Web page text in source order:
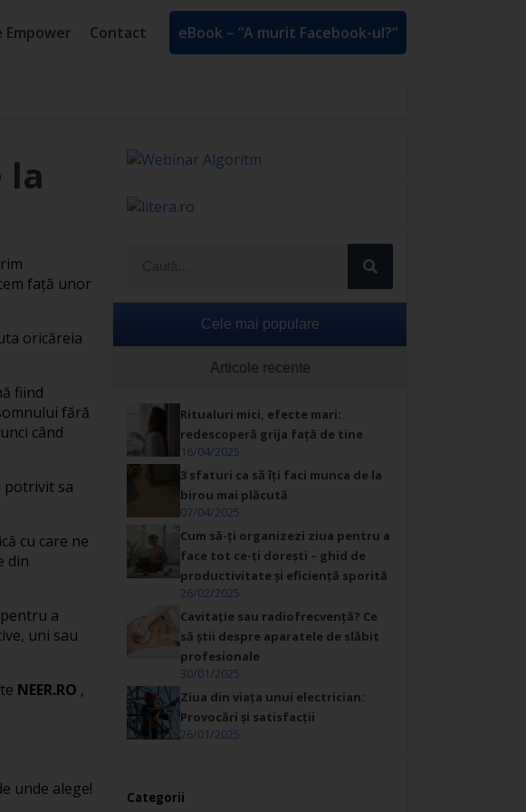
Empower Contact eBook – ”A murit Facebook-ul?”
la
față unor
oricăreia
fiind
fără
când
potrivit sa
cu care ne
din
a
uni sau
NEER.RO ,
unde alege!
Cele mai populare
Articole recente
Ritualuri mici, efecte mari:
redescoperă grija față de tine
16/04/2025
3 sfaturi ca să îți faci munca de la
birou mai plăcută
07/04/2025
Cum să-ți organizezi ziua pentru a
face tot ce-ți dorești – ghid de
productivitate și eficiență sporită
26/02/2025
Cavitație sau radiofrecvență? Ce
să știi despre aparatele de slăbit
profesionale
30/01/2025
Ziua din viața unui electrician:
Provocări și satisfacții
26/01/2025
Categorii